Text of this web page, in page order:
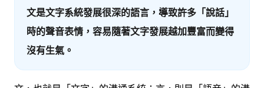
文是文字系統發展很深的語言，導致許多「說話」
時的聲音表情，容易隨著文字發展越加豐富而變得
沒有生氣。